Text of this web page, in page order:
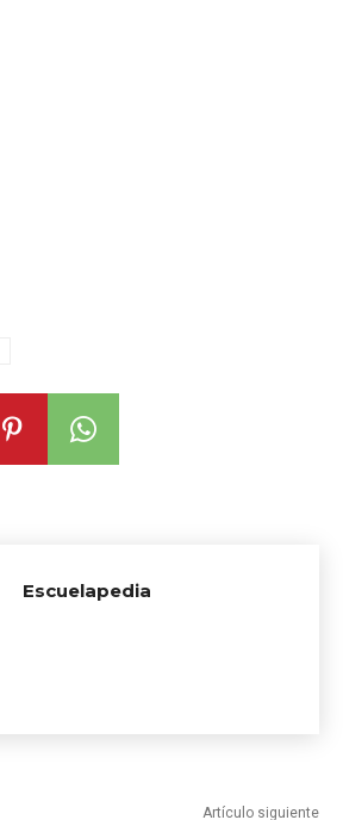
Escuelapedia
Artículo siguiente